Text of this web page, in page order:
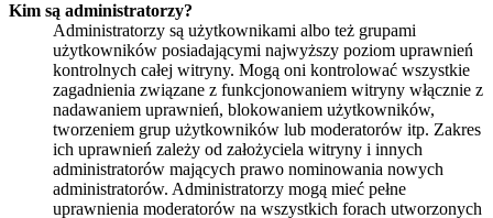
Kim są administratorzy?
Administratorzy są użytkownikami albo też grupami
użytkowników posiadającymi najwyższy poziom uprawnień
kontrolnych całej witryny. Mogą oni kontrolować wszystkie
zagadnienia związane z funkcjonowaniem witryny włącznie z
nadawaniem uprawnień, blokowaniem użytkowników,
tworzeniem grup użytkowników lub moderatorów itp. Zakres
ich uprawnień zależy od założyciela witryny i innych
administratorów mających prawo nominowania nowych
administratorów. Administratorzy mogą mieć pełne
uprawnienia moderatorów na wszystkich forach utworzonych